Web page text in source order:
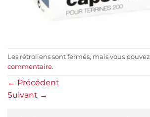
Les rétroliens sont fermés, mais vous pouvez
commentaire.
← Précédent
Suivant →